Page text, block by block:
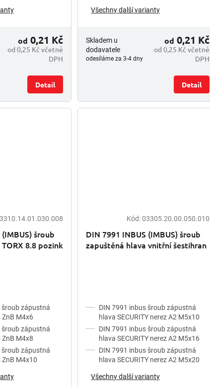
od 0,25 Kč včetně
DPH
od 0,21 Kč
Detail
Všechny další varianty
Skladem u
dodavatele
odesíláme za 3-4 dny
od 0,25 Kč včetně
DPH
od 0,21 Kč
Detail
šroub
8.8 pozink
šroub zápustná
ZnB M4x6
šroub zápustná
ZnB M4x8
šroub zápustná
ZnB M4x10
Kód:03305.20.00.050.010
DIN 7991 INBUS (IMBUS) šroub
zapuštěná hlava vnitřní šestihran
DIN 7991 inbus šroub zápustná
hlava SECURITY nerez A2 M5x10
DIN 7991 inbus šroub zápustná
hlava SECURITY nerez A2 M5x16
DIN 7991 inbus šroub zápustná
hlava SECURITY nerez A2 M5x20
Všechny další varianty